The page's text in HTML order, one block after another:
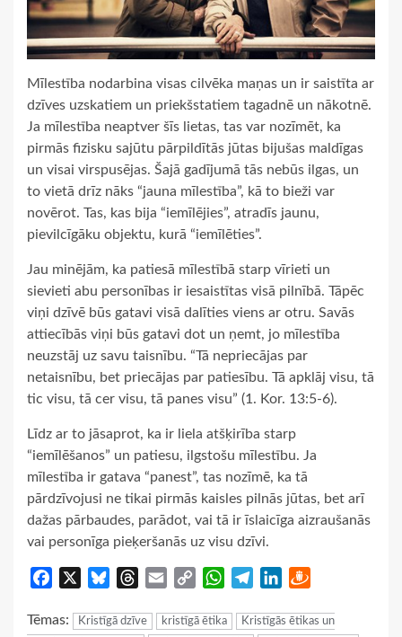
Mīlestība nodarbina visas cilvēka maņas un ir saistīta ar
dzīves uzskatiem un priekšstatiem tagadnē un nākotnē.
Ja mīlestība neaptver šīs lietas, tas var nozīmēt, ka
pirmās fizisku sajūtu pārpildītās jūtas bijušas maldīgas
un visai virspusējas. Šajā gadījumā tās nebūs ilgas, un
to vietā drīz nāks “jauna mīlestība”, kā to bieži var
novērot. Tas, kas bija “iemīlējies”, atradīs jaunu,
pievilcīgāku objektu, kurā “iemīlēties”.
Jau minējām, ka patiesā mīlestībā starp vīrieti un
sievieti abu personības ir iesaistītas visā pilnībā. Tāpēc
viņi dzīvē būs gatavi visā dalīties viens ar otru. Savās
attiecībās viņi būs gatavi dot un ņemt, jo mīlestība
neuzstāj uz savu taisnību. “Tā nepriecājas par
netaisnību, bet priecājas par patiesību. Tā apklāj visu, tā
tic visu, tā cer visu, tā panes visu” (1. Kor. 13:5-6).
Līdz ar to jāsaprot, ka ir liela atšķirība starp
“iemīlēšanos” un patiesu, ilgstošu mīlestību. Ja
mīlestība ir gatava “panest”, tas nozīmē, ka tā
pārdzīvojusi ne tikai pirmās kaisles pilnās jūtas, bet arī
dažas pārbaudes, parādot, vai tā ir īslaicīga aizraušanās
vai personīga pieķeršanās uz visu dzīvi.
Facebook BlueskyThreads
Email
Copy
WhatsApp
TelegramLinkedIn
Tēmas: Kristīgā dzīve kristīgā ētika
Kristīgās ētikas un